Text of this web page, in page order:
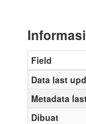
Field
Data last
Metadata
Dibuat